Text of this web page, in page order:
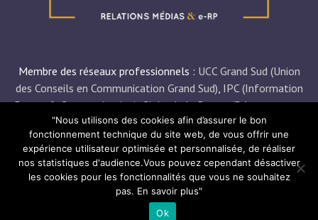
Membre des réseaux professionnels : UCC Grand Sud (Union
des Conseils en Communication Grand Sud),IPC (Information
Presse & Communication),Clubs de la Presse (Départements
et84), AJT (Association des Journalistes du Tourisme)
FCE (Femmes Chefs d’Entreprise).
© Quai de la Presse 2021 –Mentions légales– Site réalisé
Digital Evolution– Webdesign
communication
"Nous utilisons des cookies afin d’assurer le bon
fonctionnement technique du site web, de vous offrir une
expérience utilisateur optimisée et personnalisée, de réaliser
nos statistiques d'audience.Vous pouvez cependant désactiver
les cookies pour les fonctionnalités que vous ne souhaitez
pas. En savoir plus"
Ok